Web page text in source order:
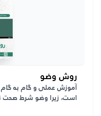
روش وضو
آموزش عملی و گام به
است، زیرا وضو شرط صحت